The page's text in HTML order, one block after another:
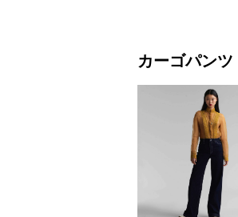
カーゴパンツ